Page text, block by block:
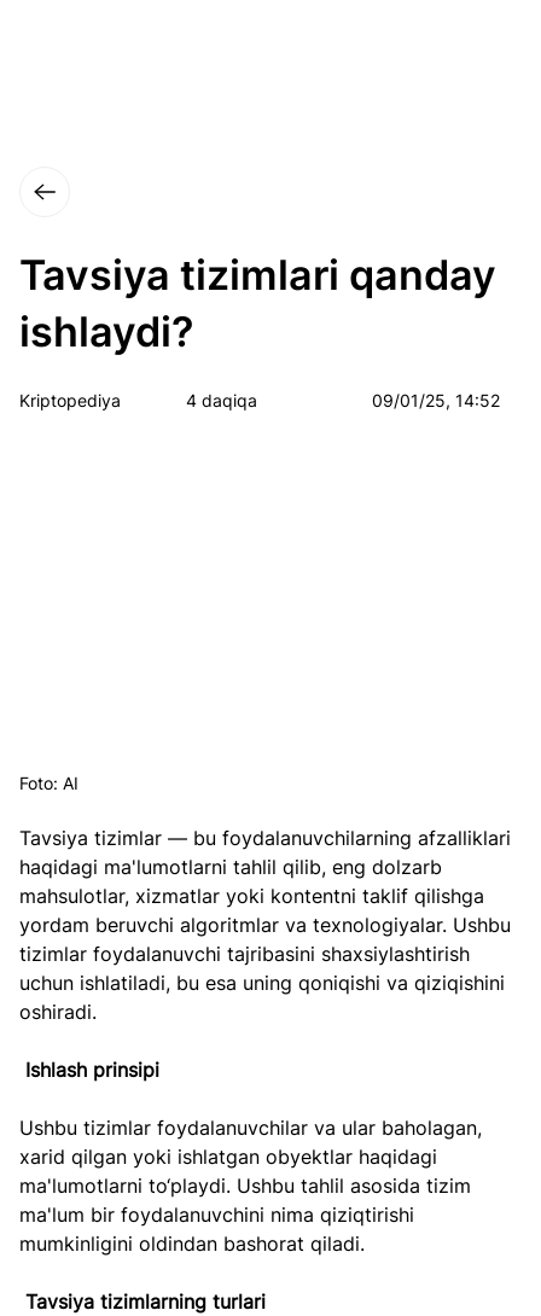
Tavsiya tizimlari qanday
ishlaydi?
Kriptopediya 4 daqiqa 09/01/25, 14:52
Foto: AI
Tavsiya tizimlar — bu foydalanuvchilarning afzalliklari
haqidagi ma'lumotlarni tahlil qilib, eng dolzarb
mahsulotlar, xizmatlar yoki kontentni taklif qilishga
yordam beruvchi algoritmlar va texnologiyalar. Ushbu
tizimlar foydalanuvchi tajribasini shaxsiylashtirish
uchun ishlatiladi, bu esa uning qoniqishi va qiziqishini
oshiradi.
Ishlash prinsipi
Ushbu tizimlar foydalanuvchilar va ular baholagan,
xarid qilgan yoki ishlatgan obyektlar haqidagi
ma'lumotlarni to‘playdi. Ushbu tahlil asosida tizim
ma'lum bir foydalanuvchini nima qiziqtirishi
mumkinligini oldindan bashorat qiladi.
Tavsiya tizimlarning turlari